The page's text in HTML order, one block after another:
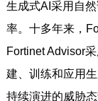
生成式AI采用自
率。十多年来，
Fortinet Advisor
建、训练和应用
持续演进的威胁态